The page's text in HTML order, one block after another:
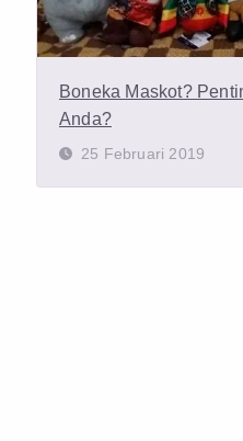
Boneka Maskot?
Anda?
25 Februari 2019